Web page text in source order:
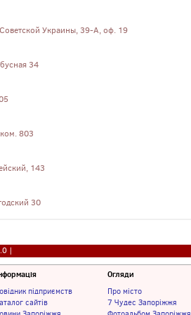
Украины, 39-А, оф. 19
34
803
143
30
|
підприємств
сайтів
Огляди
Про місто
7 Чудес Запоріжжя